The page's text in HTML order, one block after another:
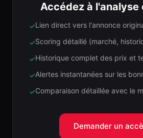
Accédez à l'analyse
✓Lien direct vers l'annonce
✓Scoring détaillé (marché,
✓Historique complet des prix et
✓Alertes instantanées sur les
✓Comparaison détaillée avec le
Demander un